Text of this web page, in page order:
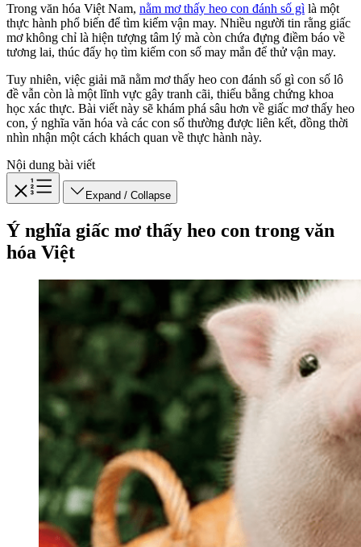
Trong văn hóa Việt Nam, nằm mơ thấy heo con đánh số gì là một
thực hành phổ biến để tìm kiếm vận may. Nhiều người tin rằng giấc
mơ không chỉ là hiện tượng tâm lý mà còn chứa đựng điềm báo về
tương lai, thúc đẩy họ tìm kiếm con số may mắn để thử vận may.
Tuy nhiên, việc giải mã nằm mơ thấy heo con đánh số gì con số lô
đề vẫn còn là một lĩnh vực gây tranh cãi, thiếu bằng chứng khoa
học xác thực. Bài viết này sẽ khám phá sâu hơn về giấc mơ thấy heo
con, ý nghĩa văn hóa và các con số thường được liên kết, đồng thời
nhìn nhận một cách khách quan về thực hành này.
Nội dung bài viết
Expand / Collapse
Ý nghĩa giấc mơ thấy heo con trong văn
hóa Việt